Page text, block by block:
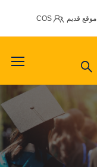
موقع قديم COS